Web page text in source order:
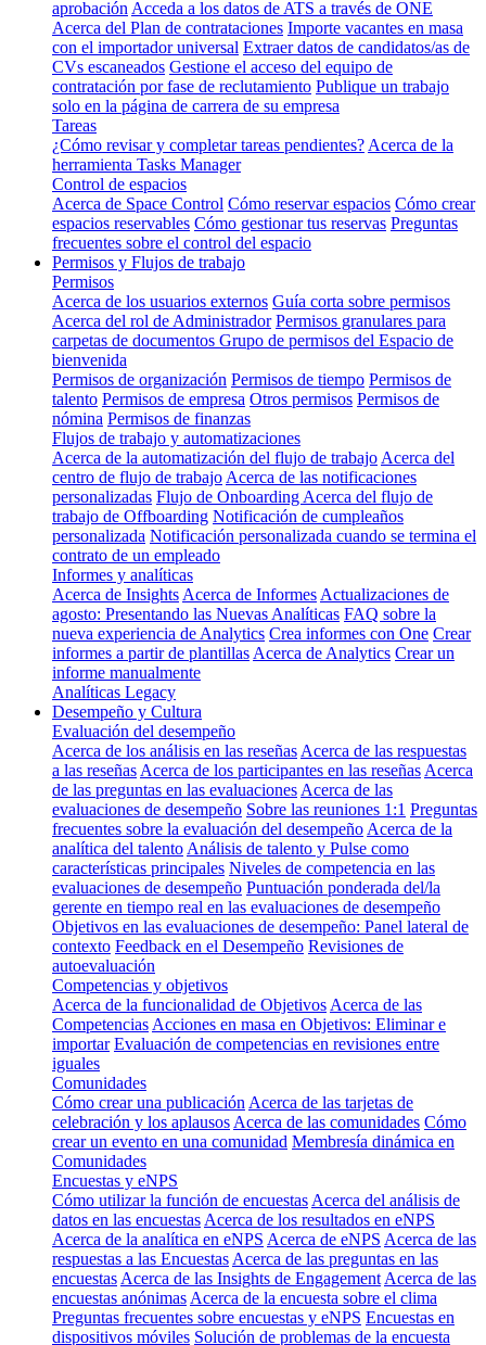
aprobación Acceda a los datos de ATS a través de ONE
Acerca del Plan de contrataciones Importe vacantes en masa
con el importador universal Extraer datos de candidatos/as de
CVs escaneados Gestione el acceso del equipo de
contratación por fase de reclutamiento Publique un trabajo
solo en la página de carrera de su empresa
Tareas
¿Cómo revisar y completar tareas pendientes? Acerca de la
herramienta Tasks Manager
Control de espacios
Acerca de Space Control Cómo reservar espacios Cómo crear
espacios reservables Cómo gestionar tus reservas Preguntas
frecuentes sobre el control del espacio
Permisos y Flujos de trabajo
Permisos
Acerca de los usuarios externos Guía corta sobre permisos
Acerca del rol de Administrador Permisos granulares para
carpetas de documentos Grupo de permisos del Espacio de
bienvenida
Permisos de organización Permisos de tiempo Permisos de
talento Permisos de empresa Otros permisos Permisos de
nómina Permisos de finanzas
Flujos de trabajo y automatizaciones
Acerca de la automatización del flujo de trabajo Acerca del
centro de flujo de trabajo Acerca de las notificaciones
personalizadas Flujo de Onboarding Acerca del flujo de
trabajo de Offboarding Notificación de cumpleaños
personalizada Notificación personalizada cuando se termina el
contrato de un empleado
Informes y analíticas
Acerca de Insights Acerca de Informes Actualizaciones de
agosto: Presentando las Nuevas Analíticas FAQ sobre la
nueva experiencia de Analytics Crea informes con One Crear
informes a partir de plantillas Acerca de Analytics Crear un
informe manualmente
Analíticas Legacy
Desempeño y Cultura
Evaluación del desempeño
Acerca de los análisis en las reseñas Acerca de las respuestas
a las reseñas Acerca de los participantes en las reseñas Acerca
de las preguntas en las evaluaciones Acerca de las
evaluaciones de desempeño Sobre las reuniones 1:1 Preguntas
frecuentes sobre la evaluación del desempeño Acerca de la
analítica del talento Análisis de talento y Pulse como
características principales Niveles de competencia en las
evaluaciones de desempeño Puntuación ponderada del/la
gerente en tiempo real en las evaluaciones de desempeño
Objetivos en las evaluaciones de desempeño: Panel lateral de
contexto Feedback en el Desempeño Revisiones de
autoevaluación
Competencias y objetivos
Acerca de la funcionalidad de Objetivos Acerca de las
Competencias Acciones en masa en Objetivos: Eliminar e
importar Evaluación de competencias en revisiones entre
iguales
Comunidades
Cómo crear una publicación Acerca de las tarjetas de
celebración y los aplausos Acerca de las comunidades Cómo
crear un evento en una comunidad Membresía dinámica en
Comunidades
Encuestas y eNPS
Cómo utilizar la función de encuestas Acerca del análisis de
datos en las encuestas Acerca de los resultados en eNPS
Acerca de la analítica en eNPS Acerca de eNPS Acerca de las
respuestas a las Encuestas Acerca de las preguntas en las
encuestas Acerca de las Insights de Engagement Acerca de las
encuestas anónimas Acerca de la encuesta sobre el clima
Preguntas frecuentes sobre encuestas y eNPS Encuestas en
dispositivos móviles Solución de problemas de la encuesta